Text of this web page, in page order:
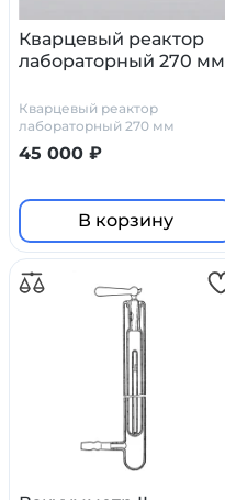
Кварцевый реактор
лабораторный 270 мм
Кварцевый реактор
лабораторный 270 мм
45 000 ₽
В корзину